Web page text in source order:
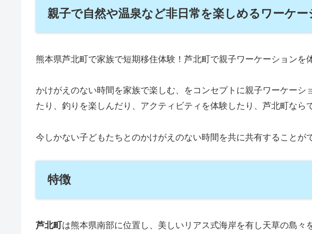
親子で自然や温泉など非日常を楽しめるワーケ
熊本県芦北町で家族で短期移住体験！芦北町で親子ワーケーションを
かけがえのない時間を家族で楽しむ、をコンセプトに親子ワーケー
たり、釣りを楽しんだり、アクティビティを体験したり、芦北町な
今しかない子どもたちとのかけがえのない時間を共に共有することが
特徴
芦北町 は熊本県南部に位置し、美しいリアス式海岸を有し天草の島